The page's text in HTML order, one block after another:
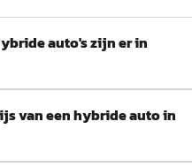
auto's zijn er in
van een hybride auto in